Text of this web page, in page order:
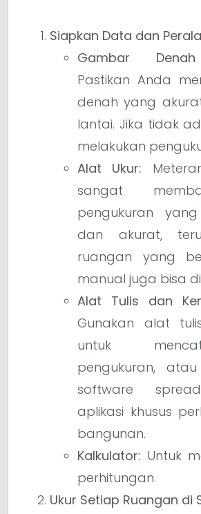
Siapkan Data dan
Gambar
Pastikan Anda
denah yang
lantai. Jika tidak
melakukan
Alat Ukur:
sangat
pengukuran
dan akurat,
ruangan yang
manual juga bisa
Alat Tulis dan
Gunakan alat
untuk
pengukuran,
software
aplikasi khusus
bangunan.
Kalkulator: Untuk
perhitungan.
Ukur Setiap Ruangan di